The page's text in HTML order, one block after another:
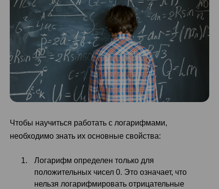
Чтобы научиться работать с логарифмами,
необходимо знать их основные свойства:
Логарифм определен только для
положительных чисел 0. Это означает, что
нельзя логарифмировать отрицательные